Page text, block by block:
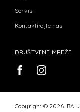
Servis
Kontaktirajte nas
DRUŠTVENE MREŽE
Copyright © 2026.